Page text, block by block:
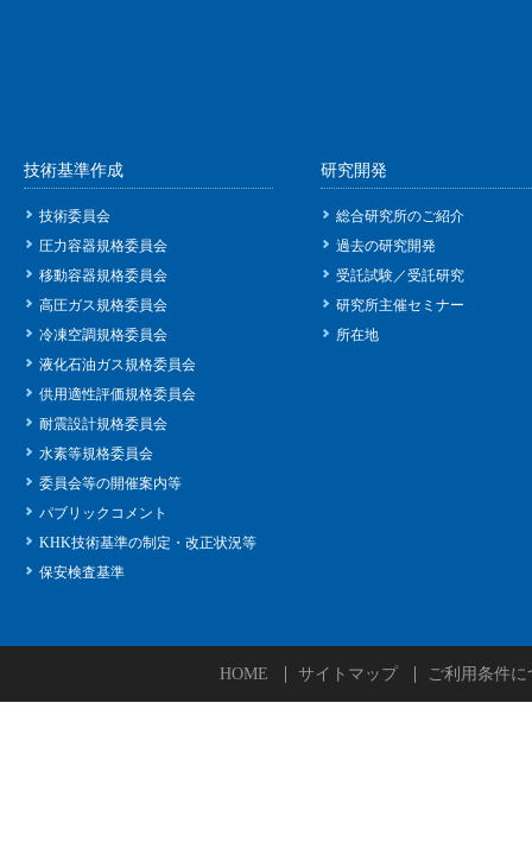
技術基準作成
技術委員会
圧力容器規格委員会
移動容器規格委員会
高圧ガス規格委員会
冷凍空調規格委員会
液化石油ガス規格委員会
供用適性評価規格委員会
耐震設計規格委員会
水素等規格委員会
委員会等の開催案内等
パブリックコメント
KHK技術基準の制定・改正状況等
保安検査基準
研究開発
総合研究所のご紹介
過去の研究開発
受託試験／受託研究
研究所主催セミナー
所在地
HOME サイトマップ ご利用条件に